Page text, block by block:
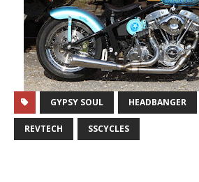
GYPSY SOUL HEADBANGER
REVTECH SSCYCLES